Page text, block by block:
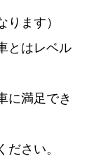
ます）
とはレベル
に満足でき
さい。